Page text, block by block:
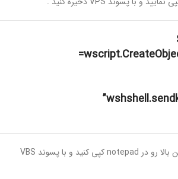
خب همین طور که گفتم متن بالا رو در notepad کپی کنید و با پسوند VBS